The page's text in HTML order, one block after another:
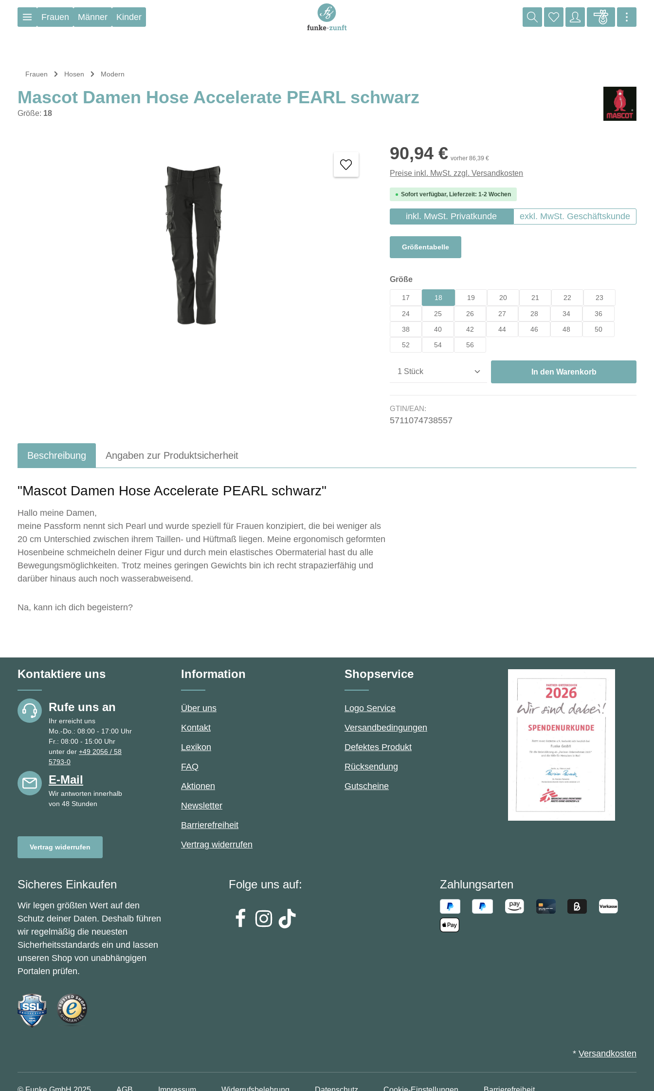
Zum Hauptinhalt springen
Frauen Männer Kinder
Frauen Hosen Modern
Mascot Damen Hose Accelerate PEARL schwarz
Größe: 18
Regulärer Preis:
90,94 € vorher 86,39 €
Preise inkl. MwSt. zzgl. Versandkosten
Sofort verfügbar, Lieferzeit: 1-2 Wochen
inkl. MwSt. Privatkunde exkl. MwSt. Geschäftskunde
Größentabelle
Größeauswählen
17 18 19 20 21 22 23
24 25 26 27 28 34
36
38
40 42 44 46 48
50
52
54 56
Produkt Anzahl: Gib den gewünschten Wert ein oder
In den Warenkorb
GTIN/EAN:
5711074738557
Beschreibung Angaben zur Produktsicherheit
"Mascot Damen Hose Accelerate PEARL schwarz"
Hallo meine Damen,
meine Passform nennt sich Pearl und wurde speziell für Frauen konzipiert, die bei weniger als
20 cm Unterschied zwischen ihrem Taillen- und Hüftmaß liegen. Meine ergonomisch geformten
Hosenbeine schmeicheln deiner Figur und durch mein elastisches Obermaterial hast du alle
Bewegungsmöglichkeiten. Trotz meines geringen Gewichts bin ich recht strapazierfähig und
darüber hinaus auch noch wasserabweisend.
Na, kann ich dich begeistern?
Kontaktiere uns
Rufe uns an
Ihr erreicht uns
Mo.-Do.: 08:00 - 17:00 Uhr
Fr.: 08:00 - 15:00 Uhr
unter der +49 2056 / 58
5793-0
E-Mail
Wir antworten innerhalb
von 48 Stunden
Vertrag widerrufen
Information
Über uns
Kontakt
Lexikon
FAQ
Aktionen
Newsletter
Barrierefreiheit
Vertrag widerrufen
Shopservice
Logo Service
Versandbedingungen
Defektes Produkt
Rücksendung
Gutscheine
Sicheres Einkaufen
Wir legen größten Wert auf den
Schutz deiner Daten. Deshalb führen
wir regelmäßig die neuesten
Sicherheitsstandards ein und lassen
unseren Shop von unabhängigen
Portalen prüfen.
Folge uns auf: Zahlungsarten
* Versandkosten